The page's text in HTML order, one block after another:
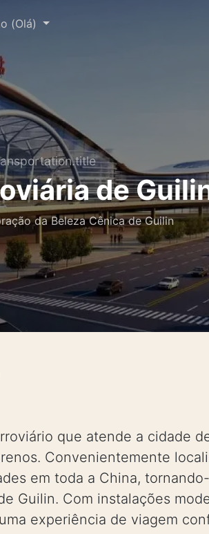
(Olá)
de
da Beleza Cênica de Guilin
que atende a cidade
Convenientemente
em toda a China,
Guilin. Com instalações
experiência de viagem